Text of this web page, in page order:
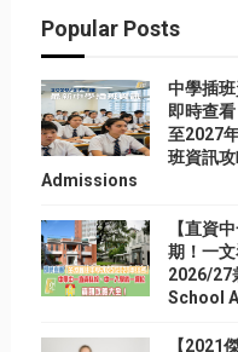
Popular Posts
中學插
即時查
至2027
班資訊
Admissions
【直資
期！一
2026/27
School
【2021